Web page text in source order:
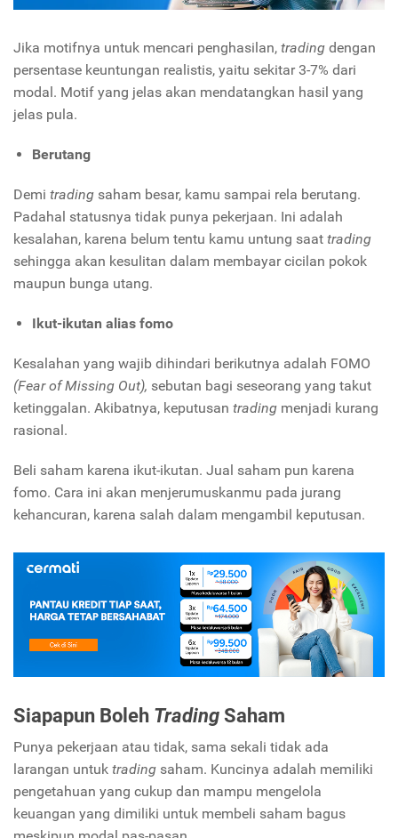
Jika motifnya untuk mencari penghasilan, trading dengan
persentase keuntungan realistis, yaitu sekitar 3-7% dari
modal. Motif yang jelas akan mendatangkan hasil yang
jelas pula.
Berutang
Demi trading saham besar, kamu sampai rela berutang.
Padahal statusnya tidak punya pekerjaan. Ini adalah
kesalahan, karena belum tentu kamu untung saat trading
sehingga akan kesulitan dalam membayar cicilan pokok
maupun bunga utang.
Ikut-ikutan alias fomo
Kesalahan yang wajib dihindari berikutnya adalah FOMO
(Fear of Missing Out), sebutan bagi seseorang yang takut
ketinggalan. Akibatnya, keputusan trading menjadi kurang
rasional.
Beli saham karena ikut-ikutan. Jual saham pun karena
fomo. Cara ini akan menjerumuskanmu pada jurang
kehancuran, karena salah dalam mengambil keputusan.
Siapapun Boleh TradingSaham
Punya pekerjaan atau tidak, sama sekali tidak ada
larangan untuk trading saham. Kuncinya adalah memiliki
pengetahuan yang cukup dan mampu mengelola
keuangan yang dimiliki untuk membeli saham bagus